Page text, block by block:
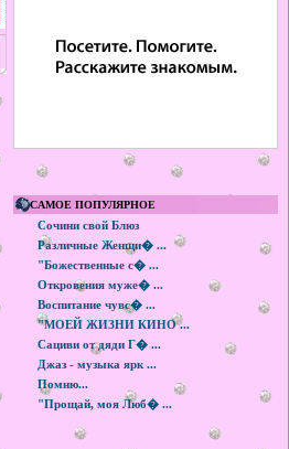
САМОЕ ПОПУЛЯРНОЕ
Сочини свой Блюз
Различные Женщи� ...
"Божественные с� ...
Откровения муже� ...
Воспитание чувс� ...
"МОЕЙ ЖИЗНИ КИНО ...
Сациви от дяди Г� ...
Джаз - музыка ярк ...
Помню...
"Прощай, моя Люб� ...